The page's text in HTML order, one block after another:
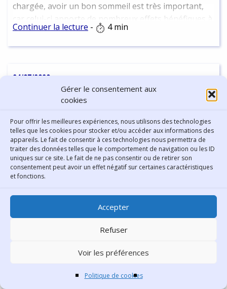
Gérer le consentement aux
cookies
Pour offrir les meilleures expériences, nous utilisons des technologies
telles que les cookies pour stocker et/ou accéder aux informations des
appareils. Le fait de consentir à ces technologies nous permettra de
traiter des données telles que le comportement de navigation ou les ID
uniques sur ce site. Le fait de ne pas consentir ou de retirer son
consentement peut avoir un effet négatif sur certaines caractéristiques
et fonctions.
Accepter
Refuser
Voir les préférences
Politique de cookies
chargée, avoir un bon sommeil est très important,
car celui-ci apporte de nombreux effets bénéfiques à
notre journée.
Continuer la lecture - 4 min
24/07/2020
Voici l’été et ses insectes qui
Comment les soigner ou les éviter
6 min